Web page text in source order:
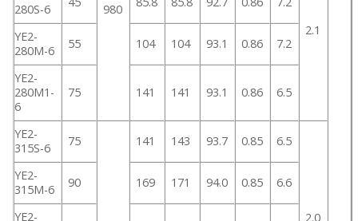
980
2.1
280S-6
YE2-
280M-6
55 104 104 93.1 0.86 7.2
YE2-
280M1-
6
75 141 141 93.1 0.86 6.5
YE2-
315S-6
75 141 143 93.7 0.85 6.5
2.0
YE2-
315M-6
90 169 171 94.0 0.85 6.6
YE2-